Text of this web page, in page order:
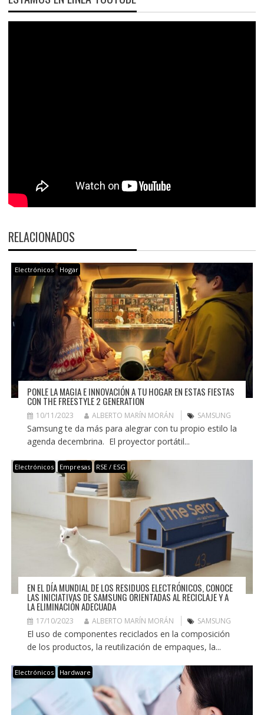
RELACIONADOS
Electrónicos Hogar
PONLE LA MAGIA E INNOVACIÓN A TU HOGAR EN ESTAS FIESTAS
CON THE FREESTYLE 2 GENERATION
10/11/2023 ALBERTO MARÍN MORÁN SAMSUNG
Samsung te da más para alegrar con tu propio estilo la
agenda decembrina. El proyector portátil...
Electrónicos Empresas RSE / ESG
EN EL DÍA MUNDIAL DE LOS RESIDUOS ELECTRÓNICOS, CONOCE
LAS INICIATIVAS DE SAMSUNG ORIENTADAS AL RECICLAJE Y A
LA ELIMINACIÓN ADECUADA
17/10/2023 ALBERTO MARÍN MORÁN SAMSUNG
El uso de componentes reciclados en la composición
de los productos, la reutilización de empaques, la...
Electrónicos Hardware